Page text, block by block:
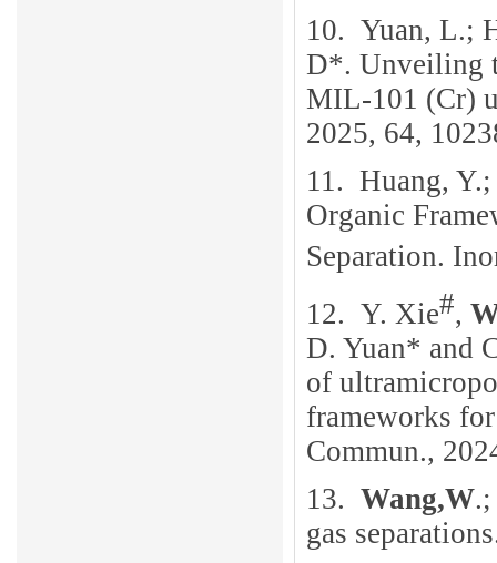
10. Yuan, L.;
D*. Unveiling
MIL-101 (Cr)
2025, 64,
11. Huang,
Organic
Separation.
12. Y. Xie#,
D. Yuan* and
of
frameworks
Commun.,
13. Wang,W
gas